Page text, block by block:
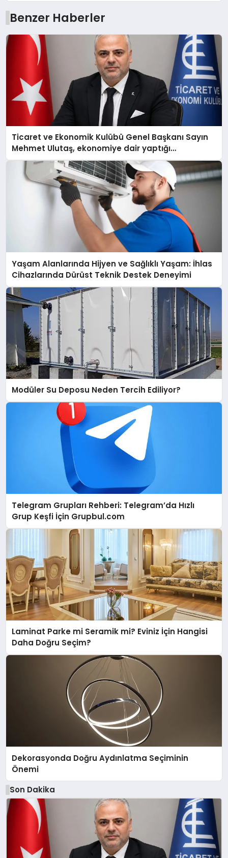
Benzer Haberler
Ticaret ve Ekonomik Kulübü Genel Başkanı Sayın
Mehmet Ulutaş, ekonomiye dair yaptığı
açıklamada şunları kaydetti:
Yaşam Alanlarında Hijyen ve Sağlıklı Yaşam: İhlas
Cihazlarında Dürüst Teknik Destek Deneyimi
Modüler Su Deposu Neden Tercih Ediliyor?
Telegram Grupları Rehberi: Telegram’da Hızlı
Grup Keşfi İçin Grupbul.com
Laminat Parke mi Seramik mi? Eviniz İçin Hangisi
Daha Doğru Seçim?
Dekorasyonda Doğru Aydınlatma Seçiminin
Önemi
Son Dakika